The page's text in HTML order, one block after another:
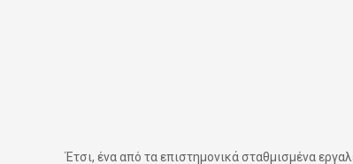
Έτσι, ένα από τα επιστημονικά σταθμισμένα